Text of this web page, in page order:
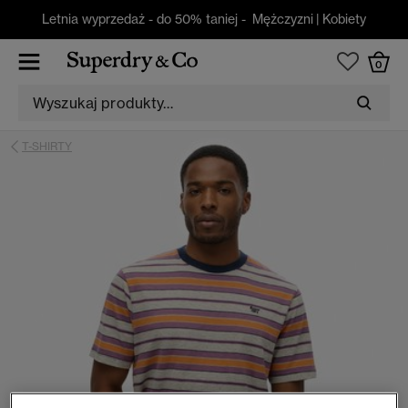
Letnia wyprzedaż - do 50% taniej - Mężczyzni | Kobiety
0
T-SHIRTY